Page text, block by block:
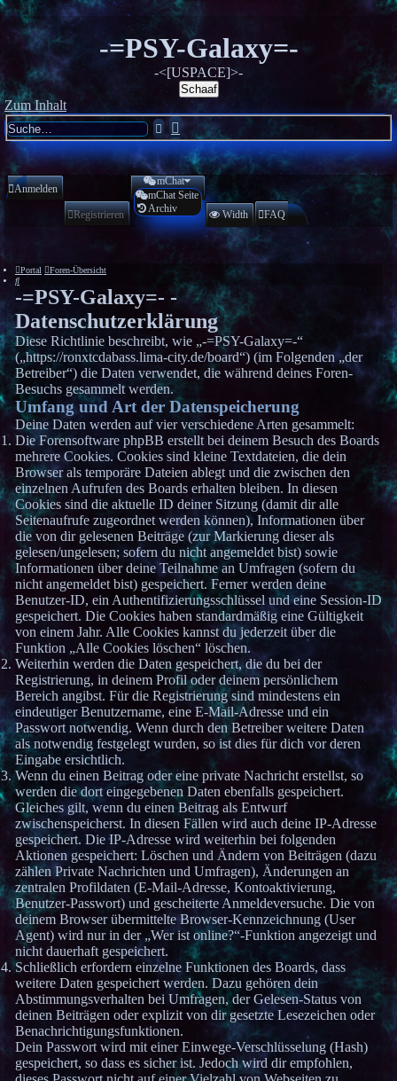
-=PSY-Galaxy=-
-<[USPACE]>-
Schaaf
Zum Inhalt
SucheErweiterte
Suche
Anmelden
Registrieren
mChat
mChat Seite
Archiv
Width FAQ
Portal
Foren-Übersicht
Suche
-=PSY-Galaxy=- -
Datenschutzerklärung
Diese Richtlinie beschreibt, wie „-=PSY-Galaxy=-“
(„https://ronxtcdabass.lima-city.de/board“) (im Folgenden „der
Betreiber“) die Daten verwendet, die während deines Foren-
Besuchs gesammelt werden.
Umfang und Art der Datenspeicherung
Deine Daten werden auf vier verschiedene Arten gesammelt:
Die Forensoftware phpBB erstellt bei deinem Besuch des Boards
mehrere Cookies. Cookies sind kleine Textdateien, die dein
Browser als temporäre Dateien ablegt und die zwischen den
einzelnen Aufrufen des Boards erhalten bleiben. In diesen
Cookies sind die aktuelle ID deiner Sitzung (damit dir alle
Seitenaufrufe zugeordnet werden können), Informationen über
die von dir gelesenen Beiträge (zur Markierung dieser als
gelesen/ungelesen; sofern du nicht angemeldet bist) sowie
Informationen über deine Teilnahme an Umfragen (sofern du
nicht angemeldet bist) gespeichert. Ferner werden deine
Benutzer-ID, ein Authentifizierungsschlüssel und eine Session-ID
gespeichert. Die Cookies haben standardmäßig eine Gültigkeit
von einem Jahr. Alle Cookies kannst du jederzeit über die
Funktion „Alle Cookies löschen“ löschen.
Weiterhin werden die Daten gespeichert, die du bei der
Registrierung, in deinem Profil oder deinem persönlichem
Bereich angibst. Für die Registrierung sind mindestens ein
eindeutiger Benutzername, eine E-Mail-Adresse und ein
Passwort notwendig. Wenn durch den Betreiber weitere Daten
als notwendig festgelegt wurden, so ist dies für dich vor deren
Eingabe ersichtlich.
Wenn du einen Beitrag oder eine private Nachricht erstellst, so
werden die dort eingegebenen Daten ebenfalls gespeichert.
Gleiches gilt, wenn du einen Beitrag als Entwurf
zwischenspeicherst. In diesen Fällen wird auch deine IP-Adresse
gespeichert. Die IP-Adresse wird weiterhin bei folgenden
Aktionen gespeichert: Löschen und Ändern von Beiträgen (dazu
zählen Private Nachrichten und Umfragen), Änderungen an
zentralen Profildaten (E-Mail-Adresse, Kontoaktivierung,
Benutzer-Passwort) und gescheiterte Anmeldeversuche. Die von
deinem Browser übermittelte Browser-Kennzeichnung (User
Agent) wird nur in der „Wer ist online?“-Funktion angezeigt und
nicht dauerhaft gespeichert.
Schließlich erfordern einzelne Funktionen des Boards, dass
weitere Daten gespeichert werden. Dazu gehören dein
Abstimmungsverhalten bei Umfragen, der Gelesen-Status von
deinen Beiträgen oder explizit von dir gesetzte Lesezeichen oder
Benachrichtigungsfunktionen.
Dein Passwort wird mit einer Einwege-Verschlüsselung (Hash)
gespeichert, so dass es sicher ist. Jedoch wird dir empfohlen,